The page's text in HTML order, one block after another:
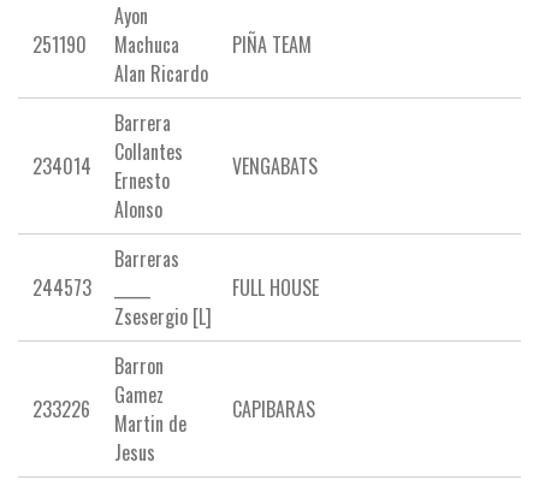
251190
Ayon
Machuca
Alan Ricardo
PIÑA TEAM
234014
Barrera
Collantes
Ernesto
Alonso
VENGABATS
244573
Barreras
Zsesergio [L]
FULL HOUSE
233226
Barron
Gamez
Martin de
Jesus
CAPIBARAS